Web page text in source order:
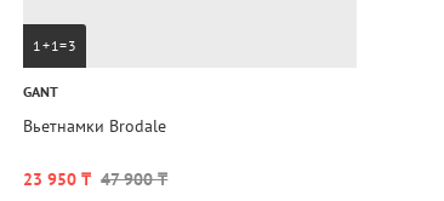
1+1=3
GANT
Вьетнамки Brodale
23 950 ₸ 47 900 ₸